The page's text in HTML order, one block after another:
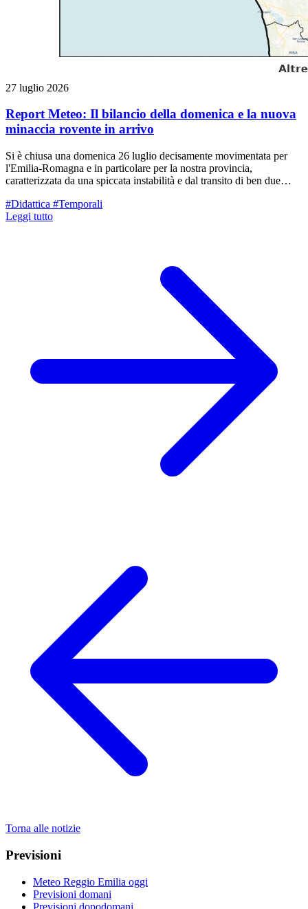
27 luglio 2026
Report Meteo: Il bilancio della domenica e la nuova
minaccia rovente in arrivo
Si è chiusa una domenica 26 luglio decisamente movimentata per
l'Emilia-Romagna e in particolare per la nostra provincia,
caratterizzata da una spiccata instabilità e dal transito di ben due
#Didattica #Temporali
Leggi tutto
Torna alle notizie
Previsioni
Meteo Reggio Emilia oggi
Previsioni domani
Previsioni dopodomani